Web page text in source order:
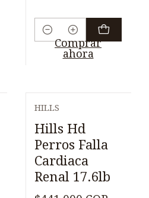
Cantidad
Comprar
ahora
HILLS
Hills Hd
Perros Falla
Cardiaca
Renal 17.6lb